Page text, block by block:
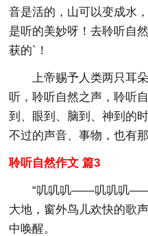
音是活的，山可以变成水
是听的美妙呀！去聆听自
获的`！
上帝赐予人类两只耳
听，聆听自然之声，聆听
到、眼到、脑到、神到的
不过的声音、事物，也有
聆听自然作文 篇3
“叽叽叽——叽叽叽
大地，窗外鸟儿欢快的歌
中唤醒。